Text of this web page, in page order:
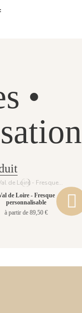
•
de Loire - Fresque
personnalisable
à partir de 89,50 €